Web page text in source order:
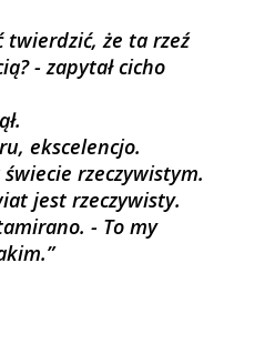
twierdzić, że ta rzeź
- zapytał cicho
ekscelencjo.
świecie rzeczywistym.
jest rzeczywisty.
- To my